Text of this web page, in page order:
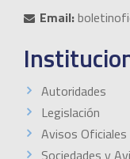
Email:
Autoridades
Legislación
Avisos Oficiales
Sociedades y